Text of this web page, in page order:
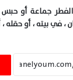
جماعة أو حبس
، في بيته ، أو حقله